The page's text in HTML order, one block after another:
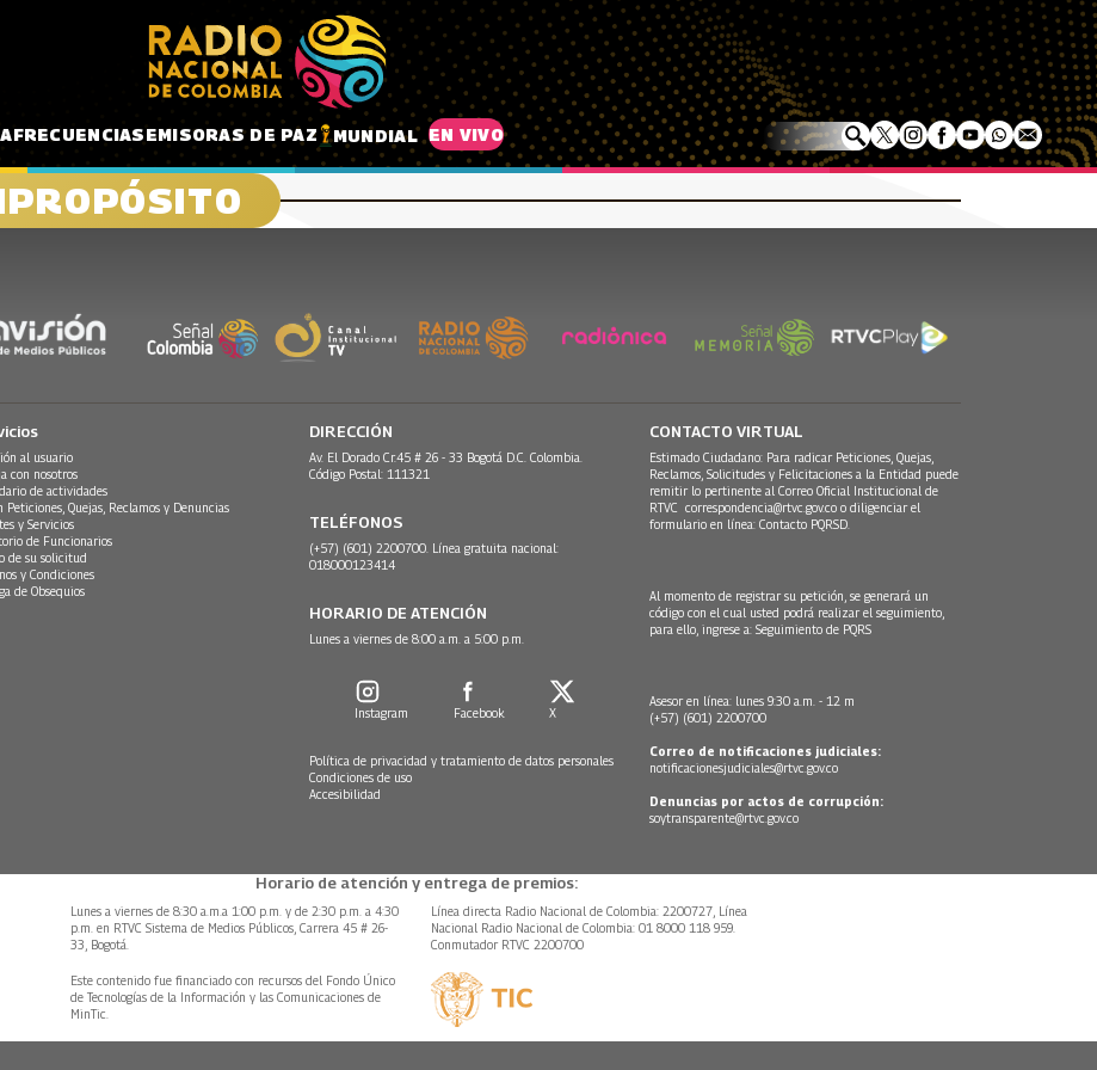
FRECUENCIASEMISORAS DE PAZ MUNDIAL EN VIVO
al usuario
con nosotros
de actividades
Peticiones, Quejas, Reclamos y Denuncias
y Servicios
de Funcionarios
de su solicitud
y Condiciones
de Obsequios
DIRECCIÓN
Av. El Dorado Cr.45 # 26 - 33 Bogotá D.C. Colombia.
Código Postal: 111321
TELÉFONOS
(+57) (601) 2200700. Línea gratuita nacional:
018000123414
HORARIO DE ATENCIÓN
Lunes a viernes de 8:00 a.m. a 5:00 p.m.
Instagram Facebook X
Política de privacidad y tratamiento de datos personales
Condiciones de uso
Accesibilidad
CONTACTO VIRTUAL
Estimado Ciudadano: Para radicar Peticiones, Quejas,
Reclamos, Solicitudes y Felicitaciones a la Entidad puede
remitir lo pertinente al Correo Oficial Institucional de
RTVC correspondencia@rtvc.gov.co o diligenciar el
formulario en línea: Contacto PQRSD.
Al momento de registrar su petición, se generará un
código con el cual usted podrá realizar el seguimiento,
para ello, ingrese a: Seguimiento de PQRS
Asesor en línea: lunes 9:30 a.m. - 12 m
(+57) (601) 2200700
Correo de notificaciones judiciales:
notificacionesjudiciales@rtvc.gov.co
Denuncias por actos de corrupción:
soytransparente@rtvc.gov.co
Horario de atención y entrega de premios:
Lunes a viernes de 8:30 a.m.a 1:00 p.m. y de 2:30 p.m. a 4:30
p.m. en RTVC Sistema de Medios Públicos, Carrera 45 # 26-
33, Bogotá.
Línea directa Radio Nacional de Colombia: 2200727, Línea
Nacional Radio Nacional de Colombia: 01 8000 118 959.
Conmutador RTVC 2200700
Este contenido fue financiado con recursos del Fondo Único
de Tecnologías de la Información y las Comunicaciones de
MinTic.